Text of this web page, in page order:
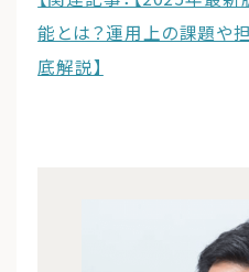
能とは？運用上の課題や
底解説】